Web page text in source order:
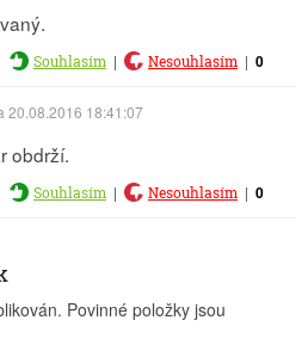
Souhlasím | Nesouhlasím | 0
20.08.2016 18:41:07
obdrží.
Souhlasím | Nesouhlasím | 0
Povinné položky jsou